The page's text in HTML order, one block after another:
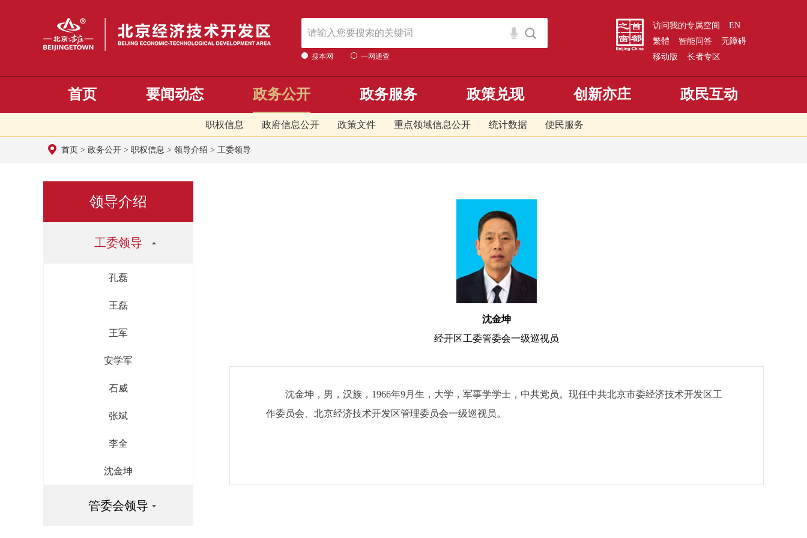
搜本网 一网通查
访问我的专属空间
EN
繁體
智能问答
无障碍
移动版
长者专区
首页 要闻动态 政务公开
职权信息 政府信息公开 政策文件 重点领域信息公开 统计数据 便民服务
政务服务 政策兑现 创新亦庄 政民互动
首页 > 政务公开 > 职权信息 > 领导介绍 > 工委领导
领导介绍
工委领导
孔磊
王磊
王军
安学军
石威
张斌
李全
沈金坤
管委会领导
沈金坤
经开区工委管委会一级巡视员
沈金坤，男，汉族，1966年9月生，大学，军事学学士，中共党员。现任中共北京市委经济技术开发区工
作委员会、北京经济技术开发区管理委员会一级巡视员。